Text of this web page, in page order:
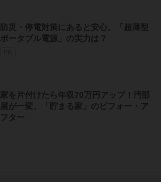
防災・停電対策にあると安心。「超薄型
ポータブル電源」の実力は？​
家を片付けたら年収70万円アップ！汚部
屋が一変、「貯まる家」のビフォー・ア
フター